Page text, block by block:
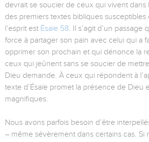
devrait se soucier de ceux qui vivent dans
des premiers textes bibliques susceptibles
l’esprit est Ésaïe 58. Il s’agit d’un passage
force à partager son pain avec celui qui a
opprimer son prochain et qui dénonce la
ceux qui jeûnent sans se soucier de
Dieu demande. À ceux qui répondent à
texte d’Ésaïe promet la présence de Dieu
magnifiques.
Nous avons parfois besoin d’être
– même sévèrement dans certains cas. Si